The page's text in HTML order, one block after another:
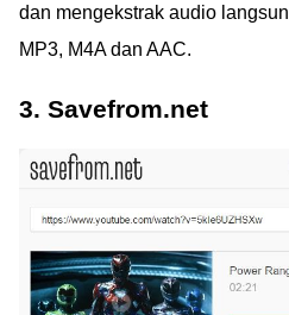
dan mengekstrak audio
MP3, M4A dan AAC.
3. Savefrom.net